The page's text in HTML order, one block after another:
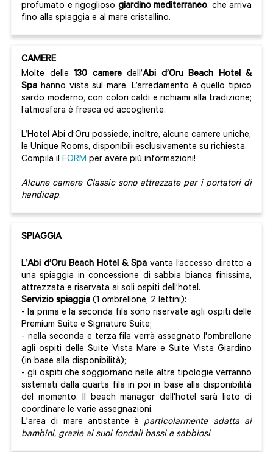
profumato e rigoglioso giardino mediterraneo, che arriva
fino alla spiaggia e al mare cristallino.
CAMERE
Molte delle 130 cameredell’Abi d’Oru Beach Hotel &
Spa hanno vista sul mare. L’arredamento è quello tipico
sardo moderno, con colori caldi e richiami alla tradizione;
l’atmosfera è fresca ed accogliente.
L’Hotel Abi d’Oru possiede, inoltre, alcune camere uniche,
le Unique Rooms, disponibili esclusivamente su richiesta.
Compila il FORM per avere più informazioni!
Alcune camere Classicsono attrezzate per i portatori di
handicap.
SPIAGGIA
L’Abi d’Oru Beach Hotel & Spa vanta l’accesso diretto a
una spiaggia in concessione di sabbia bianca finissima,
attrezzata e riservata ai soli ospiti dell’hotel.
Servizio spiaggia (1 ombrellone, 2 lettini):
- la prima e la seconda fila sono riservate agli ospiti delle
Premium Suite e Signature Suite;
- nella seconda e terza fila verrà assegnato l'ombrellone
agli ospiti delle Suite Vista Mare e Suite Vista Giardino
(in base alla disponibilità);
- gli ospiti che soggiornano nelle altre tipologie verranno
sistemati dalla quarta fila in poi in base alla disponibilità
del momento. Il beach manager dell'hotel sarà lieto di
coordinare le varie assegnazioni.
L'area di mare antistante èparticolarmente adatta ai
bambini, grazie ai suoi fondali bassi e sabbiosi.